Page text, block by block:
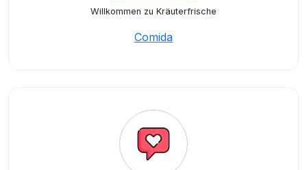
Willkommen zu Kräuterfrische
Comida